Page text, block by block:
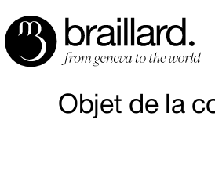
Objet de la